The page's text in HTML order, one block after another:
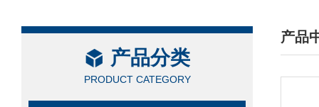
产品分类
PRODUCT CATEGORY
产品
/